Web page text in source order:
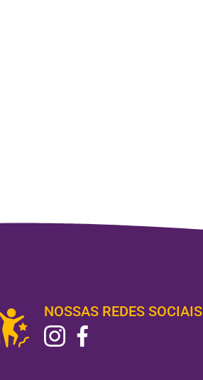
NOSSAS REDES SOCIAIS